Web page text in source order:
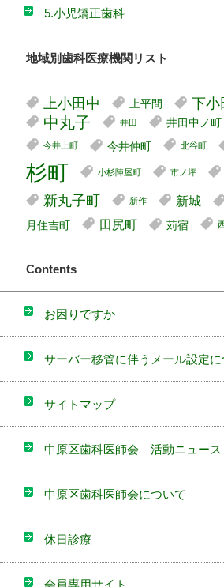
5.小児矯正歯科
地域別歯科医療機関リスト
上小田中 上平間 下小
中丸子 井田 井田中ノ町
今井上町 今井仲町 北谷町
杉町
小杉陣屋町 市ノ坪
新丸子町 新作 新城
月住吉町
田尻町 苅宿
Contents
お困りですか
サーバー移管に伴うメール設定に
サイトマップ
中原区歯科医師会 活動ニュース
中原区歯科医師会について
休日診療